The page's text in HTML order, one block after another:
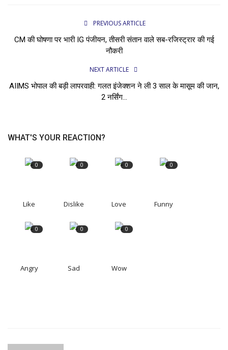
PREVIOUS ARTICLE
CM की घोषणा पर भारी IG पंजीयन, तीसरी संतान वाले सब-रजिस्ट्रार की गई
नौकरी
NEXT ARTICLE
AIIMS भोपाल की बड़ी लापरवाही: गलत इंजेक्शन ने ली 3 साल के मासूम की जान,
2 नर्सिंग...
WHAT'S YOUR REACTION?
0
Like
0
Dislike
0
Love
0
Funny
0
Angry
0
Sad
0
Wow